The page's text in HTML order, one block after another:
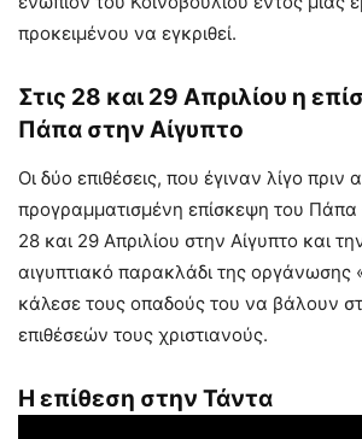
προκειμένου να εγκριθεί.
Στις 28 και 29 Απριλίου η
Πάπα στην Αίγυπτο
Οι δύο επιθέσεις, που έγιναν λίγο πριν
προγραμματισμένη επίσκεψη του Πάπα
28 και 29 Απριλίου στην Αίγυπτο και
αιγυπτιακό παρακλάδι της οργάνωσης
κάλεσε τους οπαδούς του να βάλουν
επιθέσεών τους χριστιανούς.
Η επίθεση στην Τάντα